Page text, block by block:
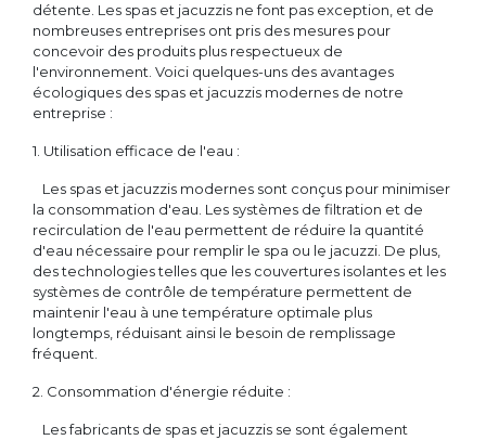
détente. Les spas et jacuzzis ne font pas exception, et de
nombreuses entreprises ont pris des mesures pour
concevoir des produits plus respectueux de
l'environnement. Voici quelques-uns des avantages
écologiques des spas et jacuzzis modernes de notre
entreprise :
1. Utilisation efficace de l'eau :
Les spas et jacuzzis modernes sont conçus pour minimiser
la consommation d'eau. Les systèmes de filtration et de
recirculation de l'eau permettent de réduire la quantité
d'eau nécessaire pour remplir le spa ou le jacuzzi. De plus,
des technologies telles que les couvertures isolantes et les
systèmes de contrôle de température permettent de
maintenir l'eau à une température optimale plus
longtemps, réduisant ainsi le besoin de remplissage
fréquent.
2. Consommation d'énergie réduite :
Les fabricants de spas et jacuzzis se sont également